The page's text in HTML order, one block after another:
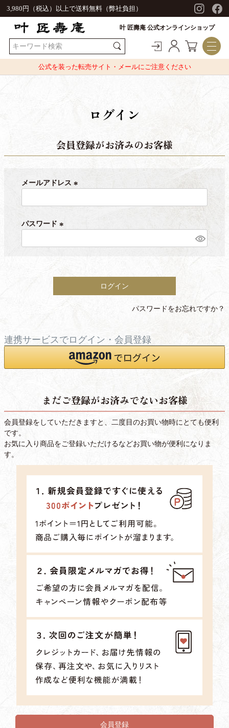
3,980円（税込）以上で送料無料（弊社負担）
叶 匠壽庵 公式オンラインショップ
公式を装った転売サイト・メールにご注意ください
ログイン
会員登録がお済みのお客様
メールアドレス
必
)
パスワード
必
ログイン
パスワードをお忘れですか？
連携サービスでログイン・会員登録
まだご登録がお済みでないお客様
会員登録をしていただきますと、二度目のお買い物時にとても便利
です。
お気に入り商品をご登録いただけるなどお買い物が便利になりま
す。
会員登録